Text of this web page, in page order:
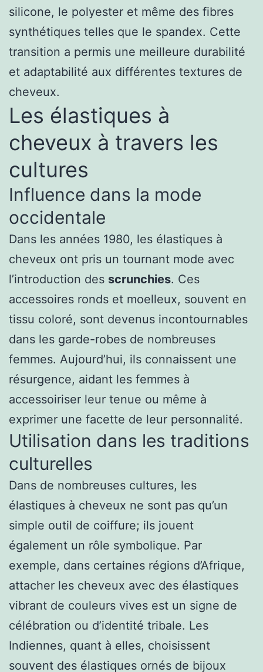
silicone, le polyester et même des fibres
synthétiques telles que le spandex. Cette
transition a permis une meilleure durabilité
et adaptabilité aux différentes textures de
cheveux.
Les élastiques à
cheveux à travers les
cultures
Influence dans la mode
occidentale
Dans les années 1980, les élastiques à
cheveux ont pris un tournant mode avec
l’introduction des scrunchies. Ces
accessoires ronds et moelleux, souvent en
tissu coloré, sont devenus incontournables
dans les garde-robes de nombreuses
femmes. Aujourd’hui, ils connaissent une
résurgence, aidant les femmes à
accessoiriser leur tenue ou même à
exprimer une facette de leur personnalité.
Utilisation dans les traditions
culturelles
Dans de nombreuses cultures, les
élastiques à cheveux ne sont pas qu’un
simple outil de coiffure; ils jouent
également un rôle symbolique. Par
exemple, dans certaines régions d’Afrique,
attacher les cheveux avec des élastiques
vibrant de couleurs vives est un signe de
célébration ou d’identité tribale. Les
Indiennes, quant à elles, choisissent
souvent des élastiques ornés de bijoux